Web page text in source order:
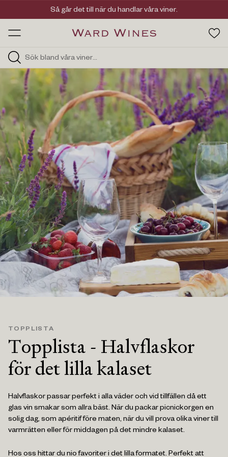
HOS
Viner med kvalitet, ursprung & personlighet
Så går det till när du handlar våra viner.
TOPPLISTA
Topplista - Halvflaskor
för det lilla kalaset
Halvflaskor passar perfekt i alla väder och vid tillfällen då ett
glas vin smakar som allra bäst. När du packar picnickorgen en
solig dag, som apéritif före maten, när du vill prova olika viner till
varmrätten eller för middagen på det mindre kalaset.
Hos oss hittar du nio favoriter i det lilla formatet. Perfekt att